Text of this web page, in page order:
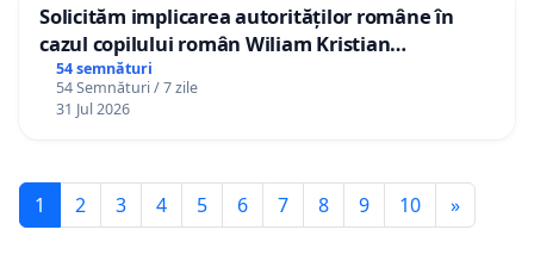
Solicităm implicarea autorităților române în
cazul copilului român Wiliam Kristian
Gheorghe, aflat în plasament în Danemarca de
12 ani
54 semnături
54 Semnături / 7 zile
31 Jul 2026
1 2 3 4 5 6 7 8 9 10 »